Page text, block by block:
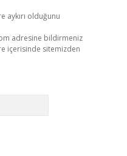
aykırı olduğunu
adresine bildirmeniz
içerisinde sitemizden